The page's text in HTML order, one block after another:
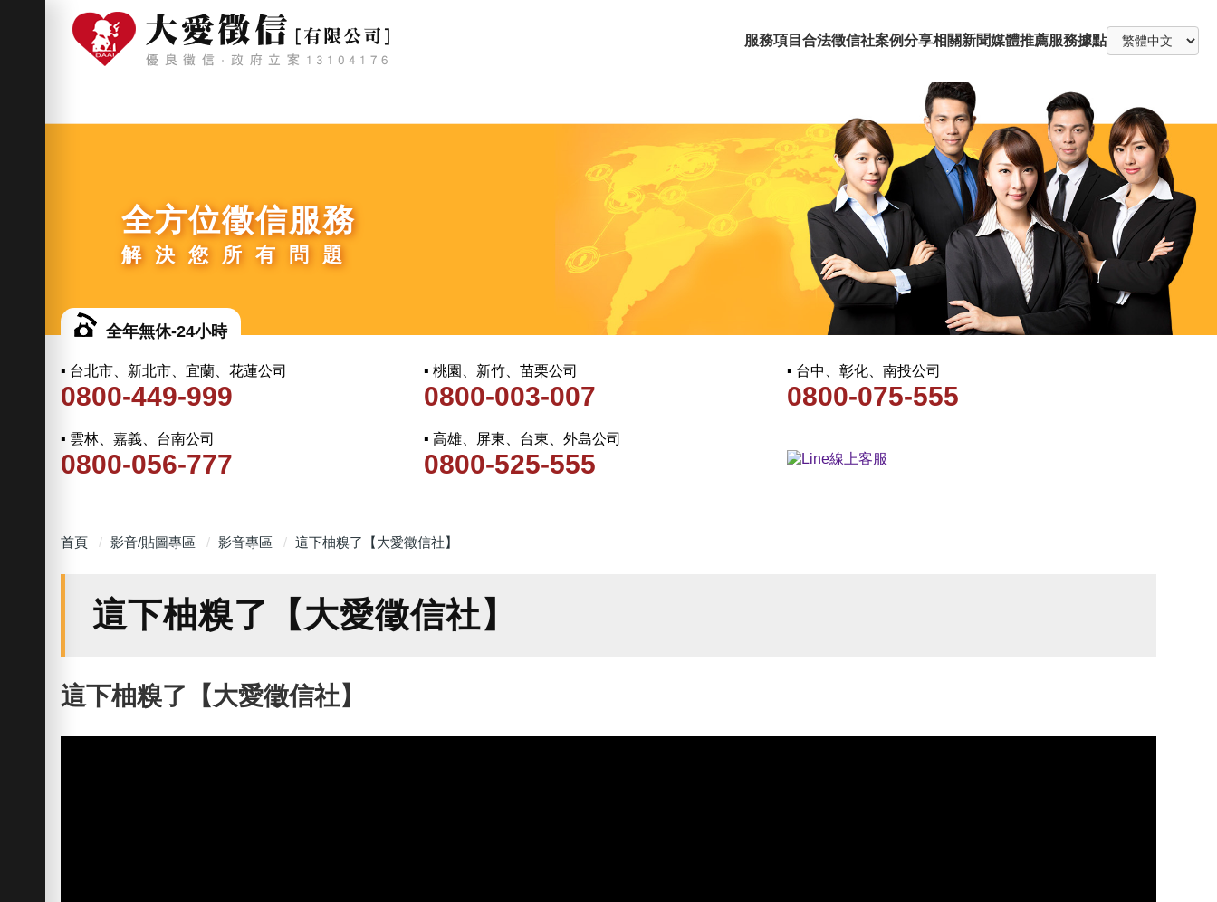
服務項目 合法徵信社案例分享相關新聞媒體推薦服務據點
全方位徵信服務
解決您所有問題
全年無休-24小時
▪ 台北市、新北市、宜蘭、花蓮公司
0800-449-999
▪ 桃園、新竹、苗栗公司
0800-003-007
▪ 台中、彰化、南投公司
0800-075-555
▪ 雲林、嘉義、台南公司
0800-056-777
▪ 高雄、屏東、台東、外島公司
0800-525-555
首頁 影音/貼圖專區 影音專區 這下柚糗了【大愛徵信社】
這下柚糗了【大愛徵信社】
這下柚糗了【大愛徵信社】